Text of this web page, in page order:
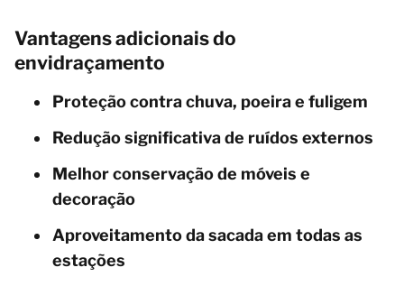
Vantagens adicionais do
envidraçamento
Proteção contra chuva, poeira e fuligem
Redução significativa de ruídos externos
Melhor conservação de móveis e
decoração
Aproveitamento da sacada em todas as
estações